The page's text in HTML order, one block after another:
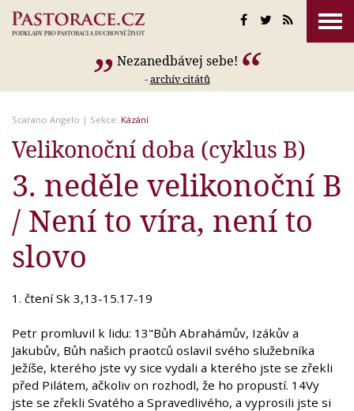
Nezanedbávej sebe!
-archív citátů
Scarano Angelo | Sekce: Kázání
Velikonoční doba (cyklus B)
3. neděle velikonoční B
/ Není to víra, není to
slovo
1. čtení Sk 3,13-15.17-19
Petr promluvil k lidu: 13"Bůh Abrahámův, Izákův a
Jakubův, Bůh našich praotců oslavil svého služebníka
Ježíše, kterého jste vy sice vydali a kterého jste se zřekli
před Pilátem, ačkoliv on rozhodl, že ho propustí. 14Vy
jste se zřekli Svatého a Spravedlivého, a vyprosili jste si